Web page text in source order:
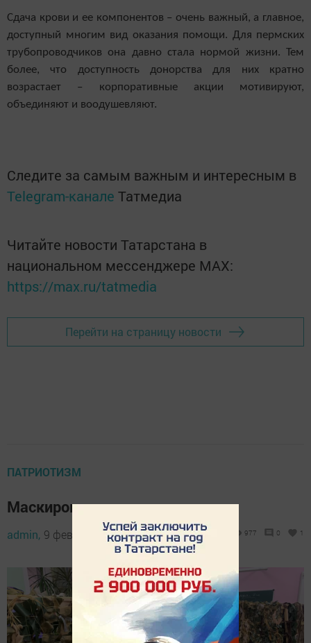
Сдача крови и ее компонентов – очень важный, а главное,
доступный многим вид оказания помощи. Для пермских
трубопроводчиков она давно стала нормой жизни. Тем
более, что доступность донорства для них кратно
возрастает – корпоративные акции мотивируют,
объединяют и воодушевляют.
Следите за самым важным и интересным в
Telegram-канале Татмедиа
Читайте новости Татарстана в
национальном мессенджере MАХ:
https://max.ru/tatmedia
Перейти на страницу новости
ПАТРИОТИЗМ
Маскировочные сети солдатам
admin, 9 февраля 2023 - 13:37 977 0 1